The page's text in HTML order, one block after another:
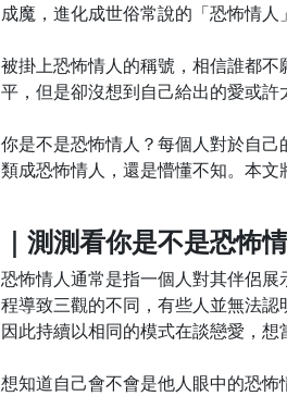
成魔，進化成世俗常說的「恐怖情人
被掛上恐怖情人的稱號，相信誰都不
平，但是卻沒想到自己給出的愛或許
你是不是恐怖情人？每個人對於自
類成恐怖情人，還是懵懂不知。本文
｜測測看你是不是恐怖
恐怖情人通常是指一個人對其伴侶展
程導致三觀的不同，有些人並無法
因此持續以相同的模式在談戀愛，
想知道自己會不會是他人眼中的恐怖